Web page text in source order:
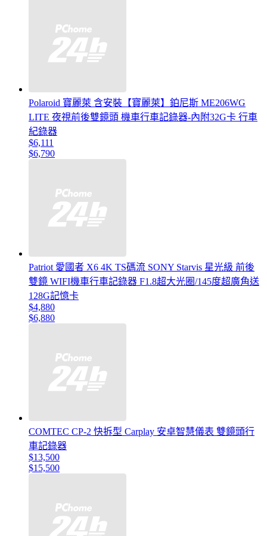
Polaroid 寶麗萊 含安裝【寶麗萊】鉑尼斯 ME206WG
LITE 夜視前後雙鏡頭 機車行車記錄器-內附32G卡 行車
紀錄器
$6,111
$6,790
Patriot 愛國者 X6 4K TS碼流 SONY Starvis 星光級 前後
雙鏡 WIFI機車行車記錄器 F1.8超大光圈/145度超廣角送
128G記憶卡
$4,880
$6,880
COMTEC CP-2 快拆型 Carplay 安卓智慧儀表 雙鏡頭行
車記錄器
$13,500
$15,500